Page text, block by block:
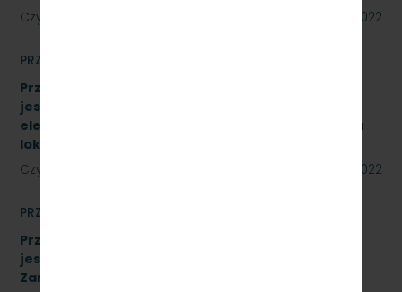
Czytaj dalej
09 czerwca 2022
PRZETARGI
Przetarg nieograniczony, którego przedmiotem
jest sprzedaż podróżnym biletów kartkowych i z
elektronicznych kas fiskalnych typu POS- w pięciu
lokalizacjach [SKMMU.086.33.22]
Czytaj dalej
31 maja 2022
PRZETARGI
Przetarg nieograniczony, którego przedmiotem
jest „sukcesywna dostawa do siedziby
Zamawiającego – 9.525 szt. żeliwnych wstawek